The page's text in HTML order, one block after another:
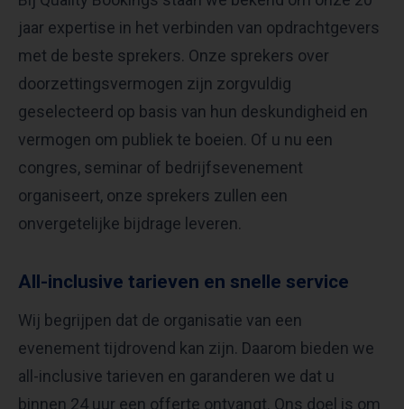
jaar expertise in het verbinden van opdrachtgevers
met de beste sprekers. Onze sprekers over
doorzettingsvermogen zijn zorgvuldig
geselecteerd op basis van hun deskundigheid en
vermogen om publiek te boeien. Of u nu een
congres, seminar of bedrijfsevenement
organiseert, onze sprekers zullen een
onvergetelijke bijdrage leveren.
All-inclusive tarieven en snelle service
Wij begrijpen dat de organisatie van een
evenement tijdrovend kan zijn. Daarom bieden we
all-inclusive tarieven en garanderen we dat u
binnen 24 uur een offerte ontvangt. Ons doel is om